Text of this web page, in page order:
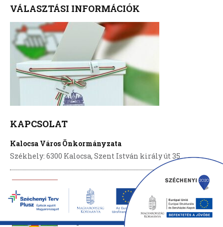
VÁLASZTÁSI INFORMÁCIÓK
KAPCSOLAT
Kalocsa Város Önkormányzata
Székhely: 6300 Kalocsa, Szent István király út 35.
Tel.: 36-78-601-300
Fax: 36-78-462-375
Központi email:info@kalocsa.hu